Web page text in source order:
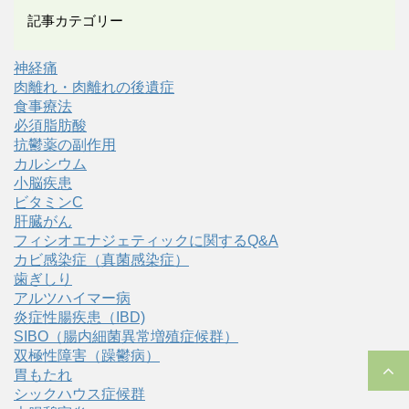
記事カテゴリー
神経痛
肉離れ・肉離れの後遺症
食事療法
必須脂肪酸
抗鬱薬の副作用
カルシウム
小脳疾患
ビタミンC
肝臓がん
フィシオエナジェティックに関するQ&A
カビ感染症（真菌感染症）
歯ぎしり
アルツハイマー病
炎症性腸疾患（IBD)
SIBO（腸内細菌異常増殖症候群）
双極性障害（躁鬱病）
胃もたれ
シックハウス症候群